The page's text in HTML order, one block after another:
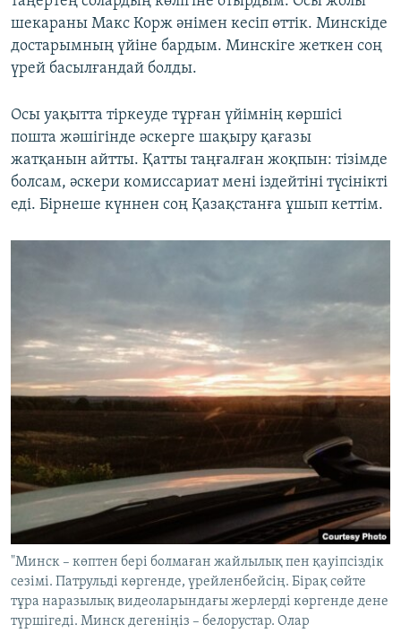
шекараны Макс Корж әнімен кесіп өттік. Минскіде
достарымның үйіне бардым. Минскіге жеткен соң
үрей басылғандай болды.
Осы уақытта тіркеуде тұрған үйімнің көршісі
пошта жәшігінде әскерге шақыру қағазы
жатқанын айтты. Қатты таңғалған жоқпын: тізімде
болсам, әскери комиссариат мені іздейтіні түсінікті
еді. Бірнеше күннен соң Қазақстанға ұшып кеттім.
"Минск – көптен бері болмаған жайлылық пен қауіпсіздік
сезімі. Патрульді көргенде, үрейленбейсің. Бірақ сөйте
тұра наразылық видеоларындағы жерлерді көргенде дене
түршігеді. Минск дегеніңіз – белорустар. Олар